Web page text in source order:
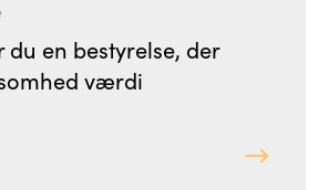
du en bestyrelse, der
værdi